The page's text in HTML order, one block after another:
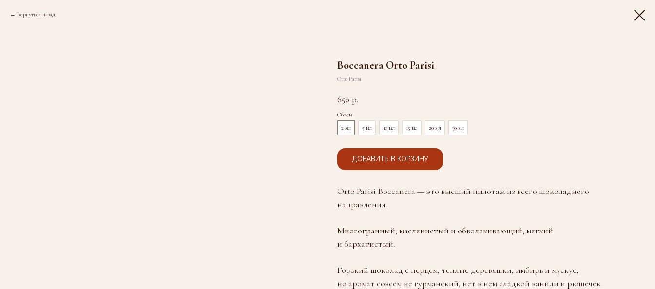
Вернуться назад
Boccanera Orto Parisi
Orto Parisi
650 р.
Объем
2 мл
5 мл 10 мл 15 мл 20 мл 30 мл
ДОБАВИТЬ В КОРЗИНУ
Orto Parisi Boccanera — это высший пилотаж из всего шоколадного
направления.
Многогранный, маслянистый и обволакивающий, мягкий
и бархатистый.
Горький шоколад с перцем, теплые деревяшки, имбирь и мускус,
но аромат совсем не гурманский, нет в нем сладкой ванили и рюшечек